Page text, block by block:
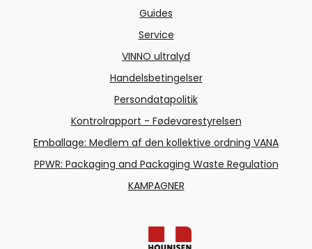
Guides
Service
VINNO ultralyd
Handelsbetingelser
Persondatapolitik
Kontrolrapport - Fødevarestyrelsen
Emballage: Medlem af den kollektive ordning VANA
PPWR: Packaging and Packaging Waste Regulation
KAMPAGNER